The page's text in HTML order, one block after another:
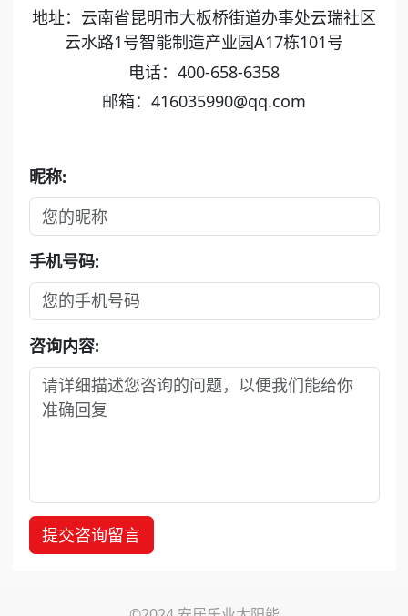
地址：云南省昆明市大板桥街道办事处云瑞社区
云水路1号智能制造产业园A17栋101号
电话：400-658-6358
邮箱：416035990@qq.com
昵称:
手机号码:
咨询内容:
提交咨询留言